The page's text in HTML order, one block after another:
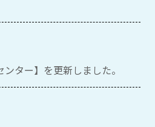
ンター】を更新しました。